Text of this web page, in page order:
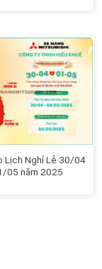
Lịch Nghỉ Lễ 30/04
05 năm 2025